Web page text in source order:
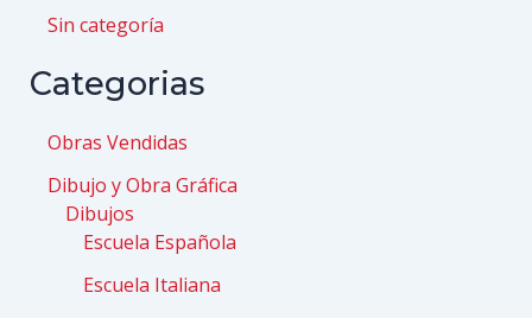
Sin categoría
Categorias
Obras Vendidas
Dibujo y Obra Gráfica
Dibujos
Escuela Española
Escuela Italiana